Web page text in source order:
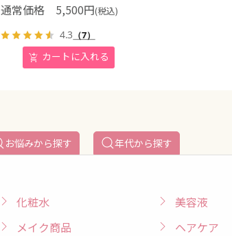
通常価格 5,500円(税込)
4.3 （7）
お悩みから探す 年代から探す
化粧水 美容液
メイク商品 ヘアケア